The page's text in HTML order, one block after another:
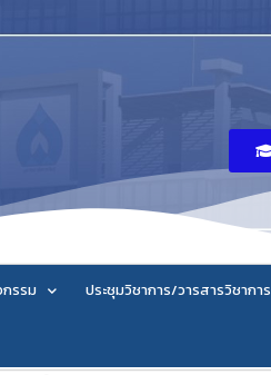
กรรม ประชุมวิชาการ/วารสารวิชาการ